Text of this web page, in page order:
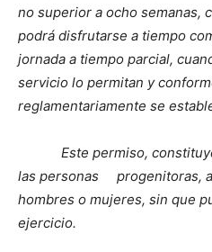
no superior a ocho semanas,
podrá disfrutarse a tiempo
jornada a tiempo parcial,
servicio lo permitan y
reglamentariamente se
Este permiso, constituye
las personas progenitoras,
hombres o mujeres, sin que
ejercicio.